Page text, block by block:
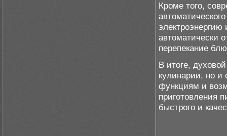
Кроме того,
автоматически
перепекание
В итоге,
кулинарии, но и
функциям и
приготовления
быстрого и